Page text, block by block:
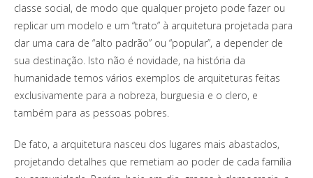
classe social, de modo que qualquer projeto pode fazer ou
replicar um modelo e um “trato” à arquitetura projetada para
dar uma cara de “alto padrão” ou “popular”, a depender de
sua destinação. Isto não é novidade, na história da
humanidade temos vários exemplos de arquiteturas feitas
exclusivamente para a nobreza, burguesia e o clero, e
também para as pessoas pobres.
De fato, a arquitetura nasceu dos lugares mais abastados,
projetando detalhes que remetiam ao poder de cada família